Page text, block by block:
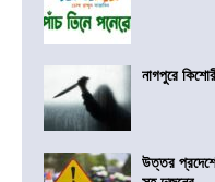
নাগপুরে
উত্তর প্রদেশে